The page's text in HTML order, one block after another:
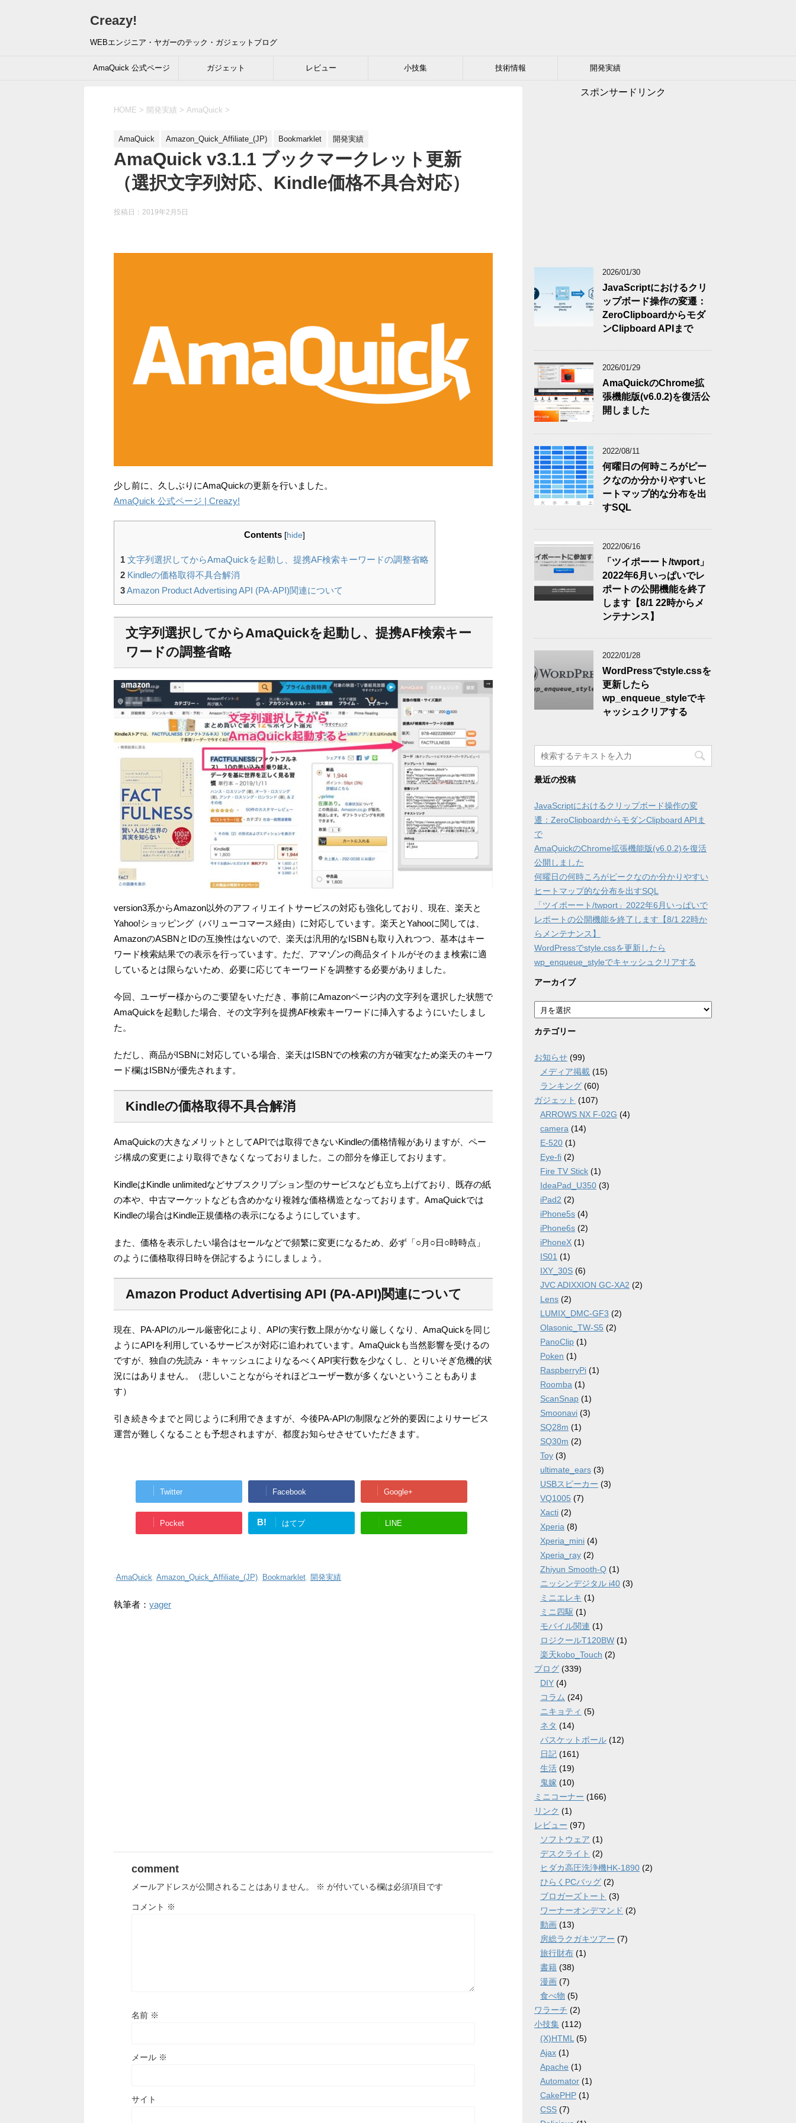
Creazy!
WEBエンジニア・ヤガーのテック・ガジェットブログ
AmaQuick 公式ページ ガジェット レビュー 小技集 技術情報 開発実績
HOME > 開発実績 > AmaQuick >
AmaQuick Amazon_Quick_Affiliate_(JP) Bookmarklet 開発実績
AmaQuick v3.1.1 ブックマークレット更新
（選択文字列対応、Kindle価格不具合対応）
投稿日： 2019年2月5日
少し前に、久しぶりにAmaQuickの更新を行いました。
AmaQuick 公式ページ | Creazy!
Contents [hide]
1 文字列選択してからAmaQuickを起動し、提携AF検索キーワードの調整省略
2 Kindleの価格取得不具合解消
3Amazon Product Advertising API (PA-API)関連について
文字列選択してからAmaQuickを起動し、提携AF検索キー
ワードの調整省略
version3系からAmazon以外のアフィリエイトサービスの対応も強化しており、現在、楽天と
Yahoo!ショッピング（バリューコマース経由）に対応しています。楽天とYahooに関しては、
AmazonのASBNとIDの互換性はないので、楽天は汎用的なISBNも取り入れつつ、基本はキー
ワード検索結果での表示を行っています。ただ、アマゾンの商品タイトルがそのまま検索に適
しているとは限らないため、必要に応じてキーワードを調整する必要がありました。
今回、ユーザー様からのご要望をいただき、事前にAmazonページ内の文字列を選択した状態で
AmaQuickを起動した場合、その文字列を提携AF検索キーワードに挿入するようにいたしまし
た。
ただし、商品がISBNに対応している場合、楽天はISBNでの検索の方が確実なため楽天のキーワ
ード欄はISBNが優先されます。
Kindleの価格取得不具合解消
AmaQuickの大きなメリットとしてAPIでは取得できないKindleの価格情報がありますが、ペー
ジ構成の変更により取得できなくなっておりました。この部分を修正しております。
KindleはKindle unlimitedなどサブスクリプション型のサービスなども立ち上げており、既存の紙
の本や、中古マーケットなども含めかなり複雑な価格構造となっております。AmaQuickでは
Kindleの場合はKindle正規価格の表示になるようにしています。
また、価格を表示したい場合はセールなどで頻繁に変更になるため、必ず「○月○日○時時点」
のように価格取得日時を併記するようにしましょう。
Amazon Product Advertising API (PA-API)関連について
現在、PA-APIのルール厳密化により、APIの実行数上限がかなり厳しくなり、AmaQuickを同じ
ようにAPIを利用しているサービスが対応に追われています。AmaQuickも当然影響を受けるの
ですが、独自の先読み・キャッシュによりなるべくAPI実行数を少なくし、とりいそぎ危機的状
況にはありません。（悲しいことながらそれほどユーザー数が多くないということもありま
す）
引き続き今までと同じように利用できますが、今後PA-APIの制限など外的要因によりサービス
運営が難しくなることも予想されますが、都度お知らせさせていただきます。
Twitter Facebook Google+
Pocket B! はてブ LINE
-AmaQuick, Amazon_Quick_Affiliate_(JP), Bookmarklet, 開発実績
執筆者： yager
comment
メールアドレスが公開されることはありません。 ※ が付いている欄は必須項目です
コメント ※
名前 ※
メール ※
サイト
スポンサードリンク
2026/01/30
JavaScriptにおけるクリ
ップボード操作の変遷：
ZeroClipboardからモダ
ンClipboard APIまで
2026/01/29
AmaQuickのChrome拡
張機能版(v6.0.2)を復活公
開しました
2022/08/11
何曜日の何時ころがピー
クなのか分かりやすいヒ
ートマップ的な分布を出
すSQL
2022/06/16
「ツイポーート/twport」
2022年6月いっぱいでレ
ポートの公開機能を終了
します【8/1 22時からメ
ンテナンス】
2022/01/28
WordPressでstyle.cssを
更新したら
wp_enqueue_styleでキ
ャッシュクリアする
最近の投稿
JavaScriptにおけるクリップボード操作の変
遷：ZeroClipboardからモダンClipboard APIま
で
AmaQuickのChrome拡張機能版(v6.0.2)を復活
公開しました
何曜日の何時ころがピークなのか分かりやすい
ヒートマップ的な分布を出すSQL
「ツイポーート/twport」2022年6月いっぱいで
レポートの公開機能を終了します【8/1 22時か
らメンテナンス】
WordPressでstyle.cssを更新したら
wp_enqueue_styleでキャッシュクリアする
アーカイブ
ア
ー
カ
ブ
カテゴリー
お知らせ (99)
メディア掲載 (15)
ランキング (60)
ガジェット (107)
ARROWS NX F-02G (4)
camera (14)
E-520 (1)
Eye-fi (2)
Fire TV Stick (1)
IdeaPad_U350 (3)
iPad2 (2)
iPhone5s (4)
iPhone6s (2)
iPhoneX (1)
IS01 (1)
IXY_30S (6)
JVC ADIXXION GC-XA2 (2)
Lens (2)
LUMIX_DMC-GF3 (2)
Olasonic_TW-S5 (2)
PanoClip (1)
Poken (1)
RaspberryPi (1)
Roomba (1)
ScanSnap (1)
Smoonavi (3)
SQ28m (1)
SQ30m (2)
Toy (3)
ultimate_ears (3)
USBスピーカー (3)
VQ1005 (7)
Xacti (2)
Xperia (8)
Xperia_mini (4)
Xperia_ray (2)
Zhiyun Smooth-Q (1)
ニッシンデジタル i40 (3)
ミニエレキ (1)
ミニ四駆 (1)
モバイル関連 (1)
ロジクールT120BW (1)
楽天kobo_Touch (2)
ブログ (339)
DIY (4)
コラム (24)
ニキョティ (5)
ネタ (14)
バスケットボール (12)
日記 (161)
生活 (19)
鬼嫁 (10)
ミニコーナー (166)
リンク (1)
レビュー (97)
ソフトウェア (1)
デスクライト (2)
ヒダカ高圧洗浄機HK-1890 (2)
ひらくPCバッグ (2)
ブロガーズトート (3)
ワーナーオンデマンド (2)
動画 (13)
房総ラクガキツアー (7)
旅行財布 (1)
書籍 (38)
漫画 (7)
食べ物 (5)
ワラーチ (2)
小技集 (112)
(X)HTML (5)
Ajax (1)
Apache (1)
Automator (1)
CakePHP (1)
CSS (7)